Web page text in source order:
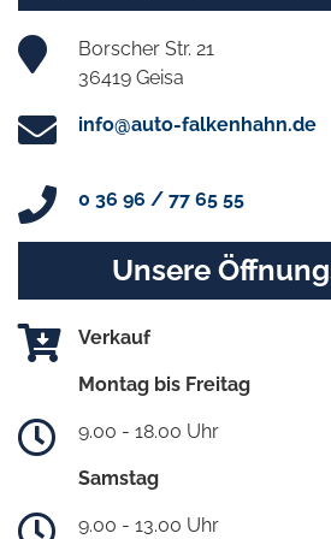
Borscher Str. 21
36419 Geisa
info@auto-falkenhahn.de
0 36 96 / 77 65 55
Unsere
Verkauf
Montag bis Freitag
9.00 - 18.00 Uhr
Samstag
9.00 - 13.00 Uhr